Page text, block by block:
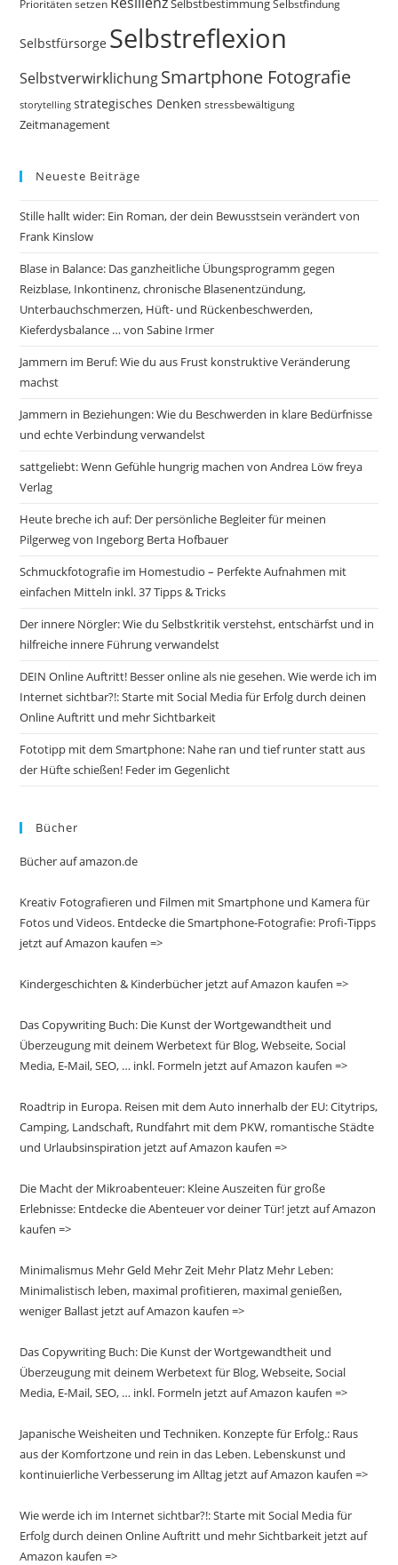
Prioritäten setzen Selbstbestimmung Selbstfindung
Selbstfürsorge Selbstreflexion
SelbstverwirklichungSmartphone Fotografie
storytelling strategisches Denken stressbewältigung
Zeitmanagement
Neueste Beiträge
Stille hallt wider: Ein Roman, der dein Bewusstsein verändert von
Frank Kinslow
Blase in Balance: Das ganzheitliche Übungsprogramm gegen
Reizblase, Inkontinenz, chronische Blasenentzündung,
Unterbauchschmerzen, Hüft- und Rückenbeschwerden,
Kieferdysbalance … von Sabine Irmer
Jammern im Beruf: Wie du aus Frust konstruktive Veränderung
machst
Jammern in Beziehungen: Wie du Beschwerden in klare Bedürfnisse
und echte Verbindung verwandelst
sattgeliebt: Wenn Gefühle hungrig machen von Andrea Löw freya
Verlag
Heute breche ich auf: Der persönliche Begleiter für meinen
Pilgerweg von Ingeborg Berta Hofbauer
Schmuckfotografie im Homestudio – Perfekte Aufnahmen mit
einfachen Mitteln inkl. 37 Tipps & Tricks
Der innere Nörgler: Wie du Selbstkritik verstehst, entschärfst und in
hilfreiche innere Führung verwandelst
DEIN Online Auftritt! Besser online als nie gesehen. Wie werde ich im
Internet sichtbar?!: Starte mit Social Media für Erfolg durch deinen
Online Auftritt und mehr Sichtbarkeit
Fototipp mit dem Smartphone: Nahe ran und tief runter statt aus
der Hüfte schießen! Feder im Gegenlicht
Bücher
Bücher auf amazon.de
Kreativ Fotografieren und Filmen mit Smartphone und Kamera für
Fotos und Videos. Entdecke die Smartphone-Fotografie: Profi-Tipps
jetzt auf Amazon kaufen =>
Kindergeschichten & Kinderbücher jetzt auf Amazon kaufen =>
Das Copywriting Buch: Die Kunst der Wortgewandtheit und
Überzeugung mit deinem Werbetext für Blog, Webseite, Social
Media, E-Mail, SEO, … inkl. Formeln jetzt auf Amazon kaufen =>
Roadtrip in Europa. Reisen mit dem Auto innerhalb der EU: Citytrips,
Camping, Landschaft, Rundfahrt mit dem PKW, romantische Städte
und Urlaubsinspiration jetzt auf Amazon kaufen =>
Die Macht der Mikroabenteuer: Kleine Auszeiten für große
Erlebnisse: Entdecke die Abenteuer vor deiner Tür! jetzt auf Amazon
kaufen =>
Minimalismus Mehr Geld Mehr Zeit Mehr Platz Mehr Leben:
Minimalistisch leben, maximal profitieren, maximal genießen,
weniger Ballast jetzt auf Amazon kaufen =>
Das Copywriting Buch: Die Kunst der Wortgewandtheit und
Überzeugung mit deinem Werbetext für Blog, Webseite, Social
Media, E-Mail, SEO, … inkl. Formeln jetzt auf Amazon kaufen =>
Japanische Weisheiten und Techniken. Konzepte für Erfolg.: Raus
aus der Komfortzone und rein in das Leben. Lebenskunst und
kontinuierliche Verbesserung im Alltag jetzt auf Amazon kaufen =>
Wie werde ich im Internet sichtbar?!: Starte mit Social Media für
Erfolg durch deinen Online Auftritt und mehr Sichtbarkeit jetzt auf
Amazon kaufen =>